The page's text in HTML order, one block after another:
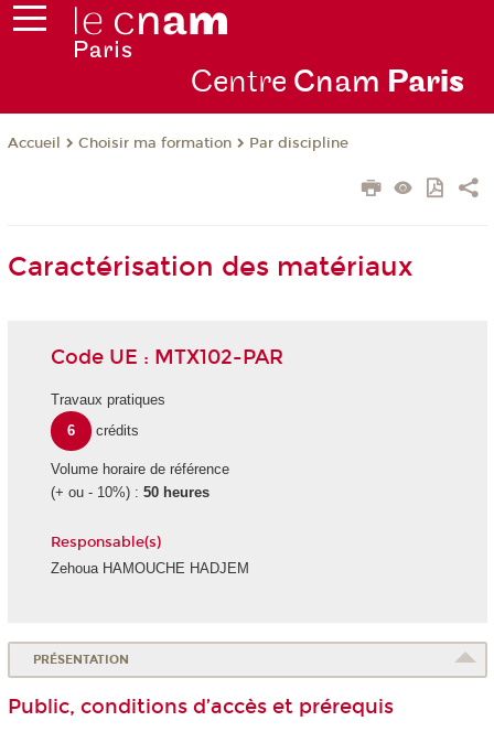
Centre Cnam Paris
Accueil Choisir ma formation Par discipline
Caractérisation des matériaux
Code UE : MTX102-PAR
Travaux pratiques
6
crédits
Volume horaire de référence
(+ ou - 10%) : 50 heures
Responsable(s)
Zehoua HAMOUCHE HADJEM
PRÉSENTATION
Public, conditions d’accès et prérequis